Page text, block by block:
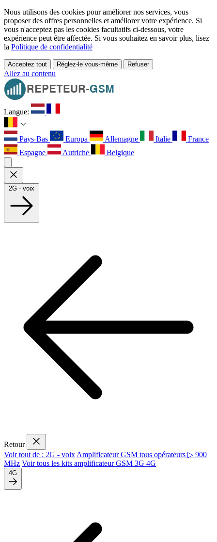
Nous utilisons des cookies pour améliorer nos services, vous
proposer des offres personnelles et améliorer votre expérience. Si
vous n'acceptez pas les cookies facultatifs ci-dessous, votre
expérience peut être affectée. Si vous souhaitez en savoir plus, lisez
la Politique de confidentialité
Acceptez tout Réglez-le vous-même Refuser
Allez au contenu
Langue:
Pays-Bas Europa Allemagne Italie
France
Espagne
Autriche Belgique
2G - voix
Retour
Voir tout de : 2G - voix Amplificateur GSM tous opérateurs ▷ 900
MHz Voir tous les kits amplificateur GSM 3G 4G
4G